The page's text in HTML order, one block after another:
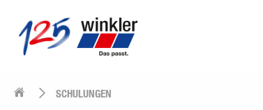
SCHULUNGEN